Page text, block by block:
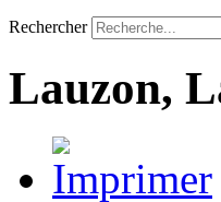
Rechercher
Lauzon,